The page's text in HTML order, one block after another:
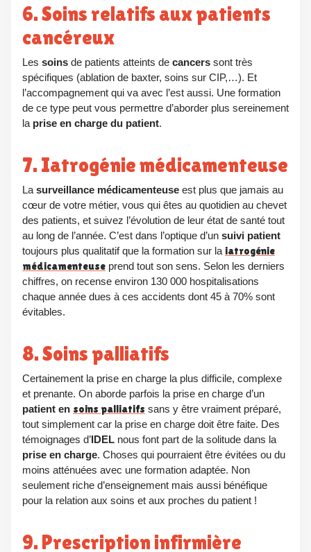
6. Soins relatifs aux patients
cancéreux
Les soins de patients atteints de cancers sont très
spécifiques (ablation de baxter, soins sur CIP,…). Et
l’accompagnement qui va avec l’est aussi. Une formation
de ce type peut vous permettre d’aborder plus sereinement
la prise en charge du patient.
7. Iatrogénie médicamenteuse
La surveillance médicamenteuse est plus que jamais au
cœur de votre métier, vous qui êtes au quotidien au chevet
des patients, et suivez l’évolution de leur état de santé tout
au long de l’année. C’est dans l’optique d’un suivi patient
toujours plus qualitatif que la formation sur la iatrogénie
médicamenteuse prend tout son sens. Selon les derniers
chiffres, on recense environ 130 000 hospitalisations
chaque année dues à ces accidents dont 45 à 70% sont
évitables.
8. Soins palliatifs
Certainement la prise en charge la plus difficile, complexe
et prenante. On aborde parfois la prise en charge d’un
patient en soins palliatifs sans y être vraiment préparé,
tout simplement car la prise en charge doit être faite. Des
témoignages d’IDEL nous font part de la solitude dans la
prise en charge. Choses qui pourraient être évitées ou du
moins atténuées avec une formation adaptée. Non
seulement riche d’enseignement mais aussi bénéfique
pour la relation aux soins et aux proches du patient !
9. Prescription infirmière